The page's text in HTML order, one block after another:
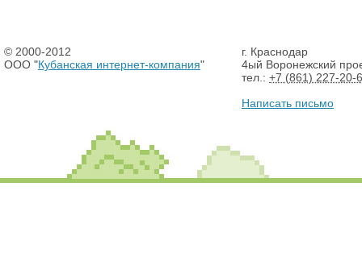
© 2000-2012
ООО "Кубанская интернет-компания"
г. Краснодар
4ый Воронежский
тел.: +7 (861) 227-20-
Написать письмо